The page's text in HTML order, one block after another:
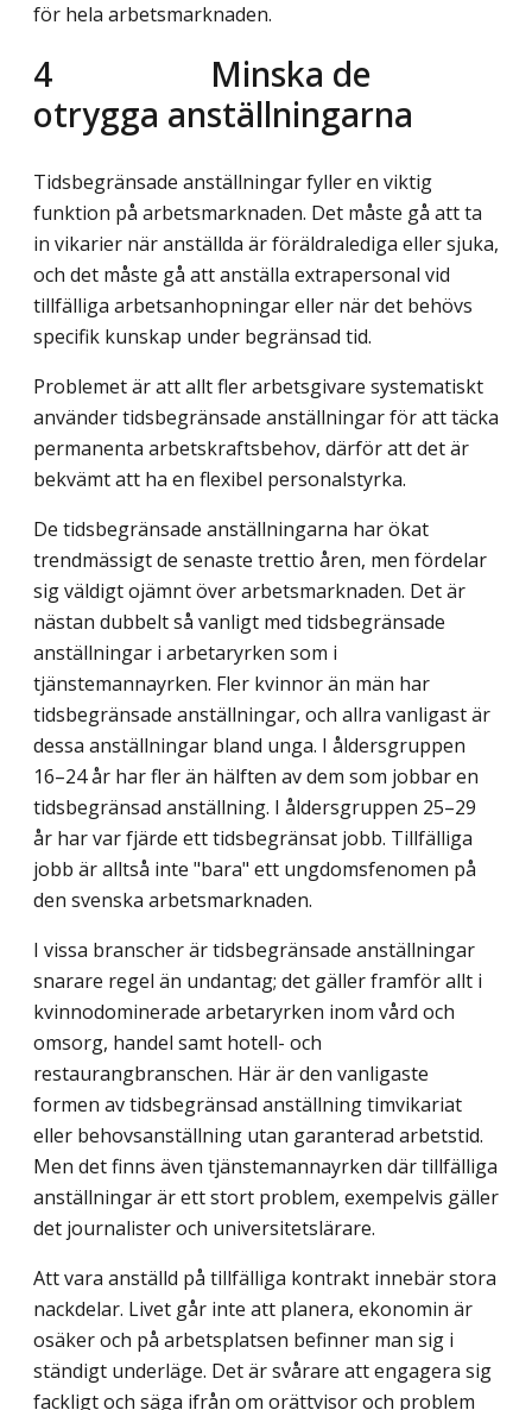
för hela arbetsmarknaden.
4 Minska de
otrygga anställningarna
Tidsbegränsade anställningar fyller en viktig
funktion på arbetsmarknaden. Det måste gå att ta
in vikarier när anställda är föräldralediga eller sjuka,
och det måste gå att anställa extrapersonal vid
tillfälliga arbetsanhopningar eller när det behövs
specifik kunskap under begränsad tid.
Problemet är att allt fler arbetsgivare systematiskt
använder tidsbegränsade anställningar för att täcka
permanenta arbetskraftsbehov, därför att det är
bekvämt att ha en flexibel personalstyrka.
De tidsbegränsade anställningarna har ökat
trendmässigt de senaste trettio åren, men fördelar
sig väldigt ojämnt över arbetsmarknaden. Det är
nästan dubbelt så vanligt med tidsbegränsade
anställningar i arbetaryrken som i
tjänstemannayrken. Fler kvinnor än män har
tidsbegränsade anställningar, och allra vanligast är
dessa anställningar bland unga. I åldersgruppen
16–24 år har fler än hälften av dem som jobbar en
tidsbegränsad anställning. I åldersgruppen 25–29
år har var fjärde ett tidsbegränsat jobb. Tillfälliga
jobb är alltså inte "bara" ett ungdomsfenomen på
den svenska arbetsmarknaden.
I vissa branscher är tidsbegränsade anställningar
snarare regel än undantag; det gäller framför allt i
kvinnodominerade arbetaryrken inom vård och
omsorg, handel samt hotell- och
restaurangbranschen. Här är den vanligaste
formen av tidsbegränsad anställning timvikariat
eller behovsanställning utan garanterad arbetstid.
Men det finns även tjänstemannayrken där tillfälliga
anställningar är ett stort problem, exempelvis gäller
det journalister och universitetslärare.
Att vara anställd på tillfälliga kontrakt innebär stora
nackdelar. Livet går inte att planera, ekonomin är
osäker och på arbetsplatsen befinner man sig i
ständigt underläge. Det är svårare att engagera sig
fackligt och säga ifrån om orättvisor och problem